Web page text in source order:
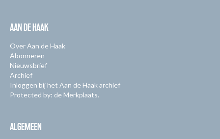
AAN DE HAAK
Over Aan de Haak
Abonneren
Nieuwsbrief
Archief
Inloggen bij het Aan de Haak archief
Protected by: de Merkplaats.
ALGEMEEN